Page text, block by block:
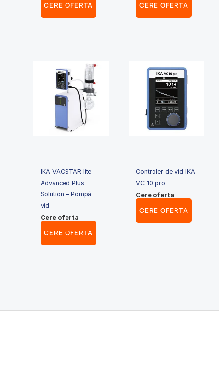
CERE OFERTA CERE OFERTA
IKA VACSTAR lite
Advanced Plus
Solution – Pompă
vid
Cere oferta
CERE OFERTA
Controler de vid IKA
VC 10 pro
Cere oferta
CERE OFERTA